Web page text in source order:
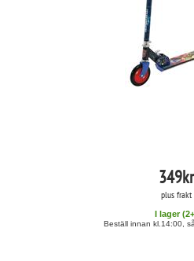
349kr
plus frakt
I lager (2
Beställ innan kl.14:00,